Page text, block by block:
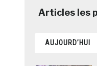
AUJOURD’HUI